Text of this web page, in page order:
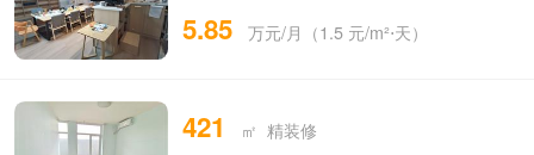
5.85 万元/月（1.5 元/m²⋅天）
421 ㎡ 精装修